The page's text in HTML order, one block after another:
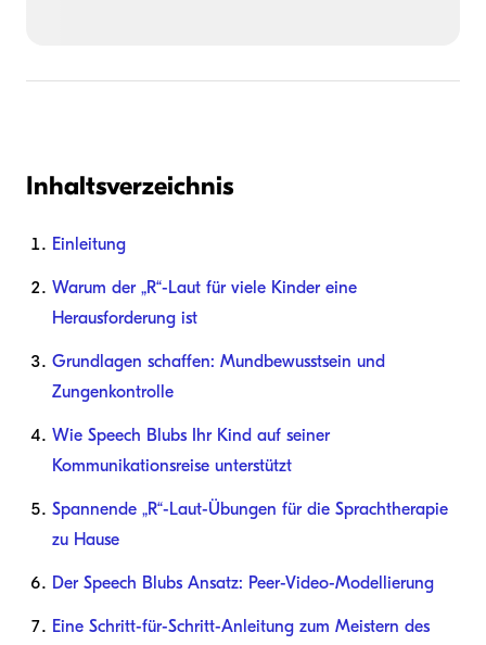
Inhaltsverzeichnis
Einleitung
Warum der „R“-Laut für viele Kinder eine
Herausforderung ist
Grundlagen schaffen: Mundbewusstsein und
Zungenkontrolle
Wie Speech Blubs Ihr Kind auf seiner
Kommunikationsreise unterstützt
Spannende „R“-Laut-Übungen für die Sprachtherapie
zu Hause
Der Speech Blubs Ansatz: Peer-Video-Modellierung
Eine Schritt-für-Schritt-Anleitung zum Meistern des